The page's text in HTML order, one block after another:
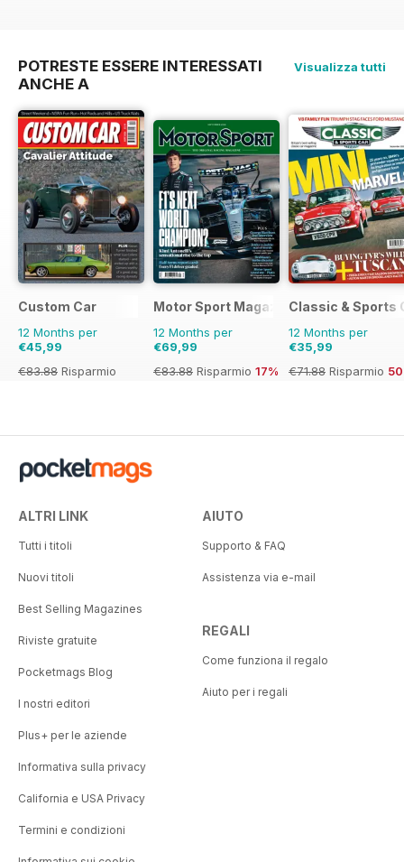
POTRESTE ESSERE INTERESSATI
ANCHE A
Visualizza tutti
Custom Car
12 Months per
€45,99
€83.88 Risparmio
Motor Sport Magazine
12 Months per
€69,99
€83.88 Risparmio 17%
Classic & Sports
12 Months per
€35,99
€71.88 Risparmio
ALTRI LINK
Tutti i titoli
Nuovi titoli
Best Selling Magazines
Riviste gratuite
Pocketmags Blog
I nostri editori
Plus+ per le aziende
Informativa sulla privacy
California e USA Privacy
Termini e condizioni
AIUTO
Supporto & FAQ
Assistenza via e-mail
REGALI
Come funziona il regalo
Aiuto per i regali